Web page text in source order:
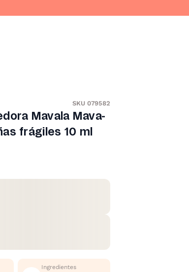
SKU 079582
Mavala Mava-
frágiles 10 ml
Ingredientes